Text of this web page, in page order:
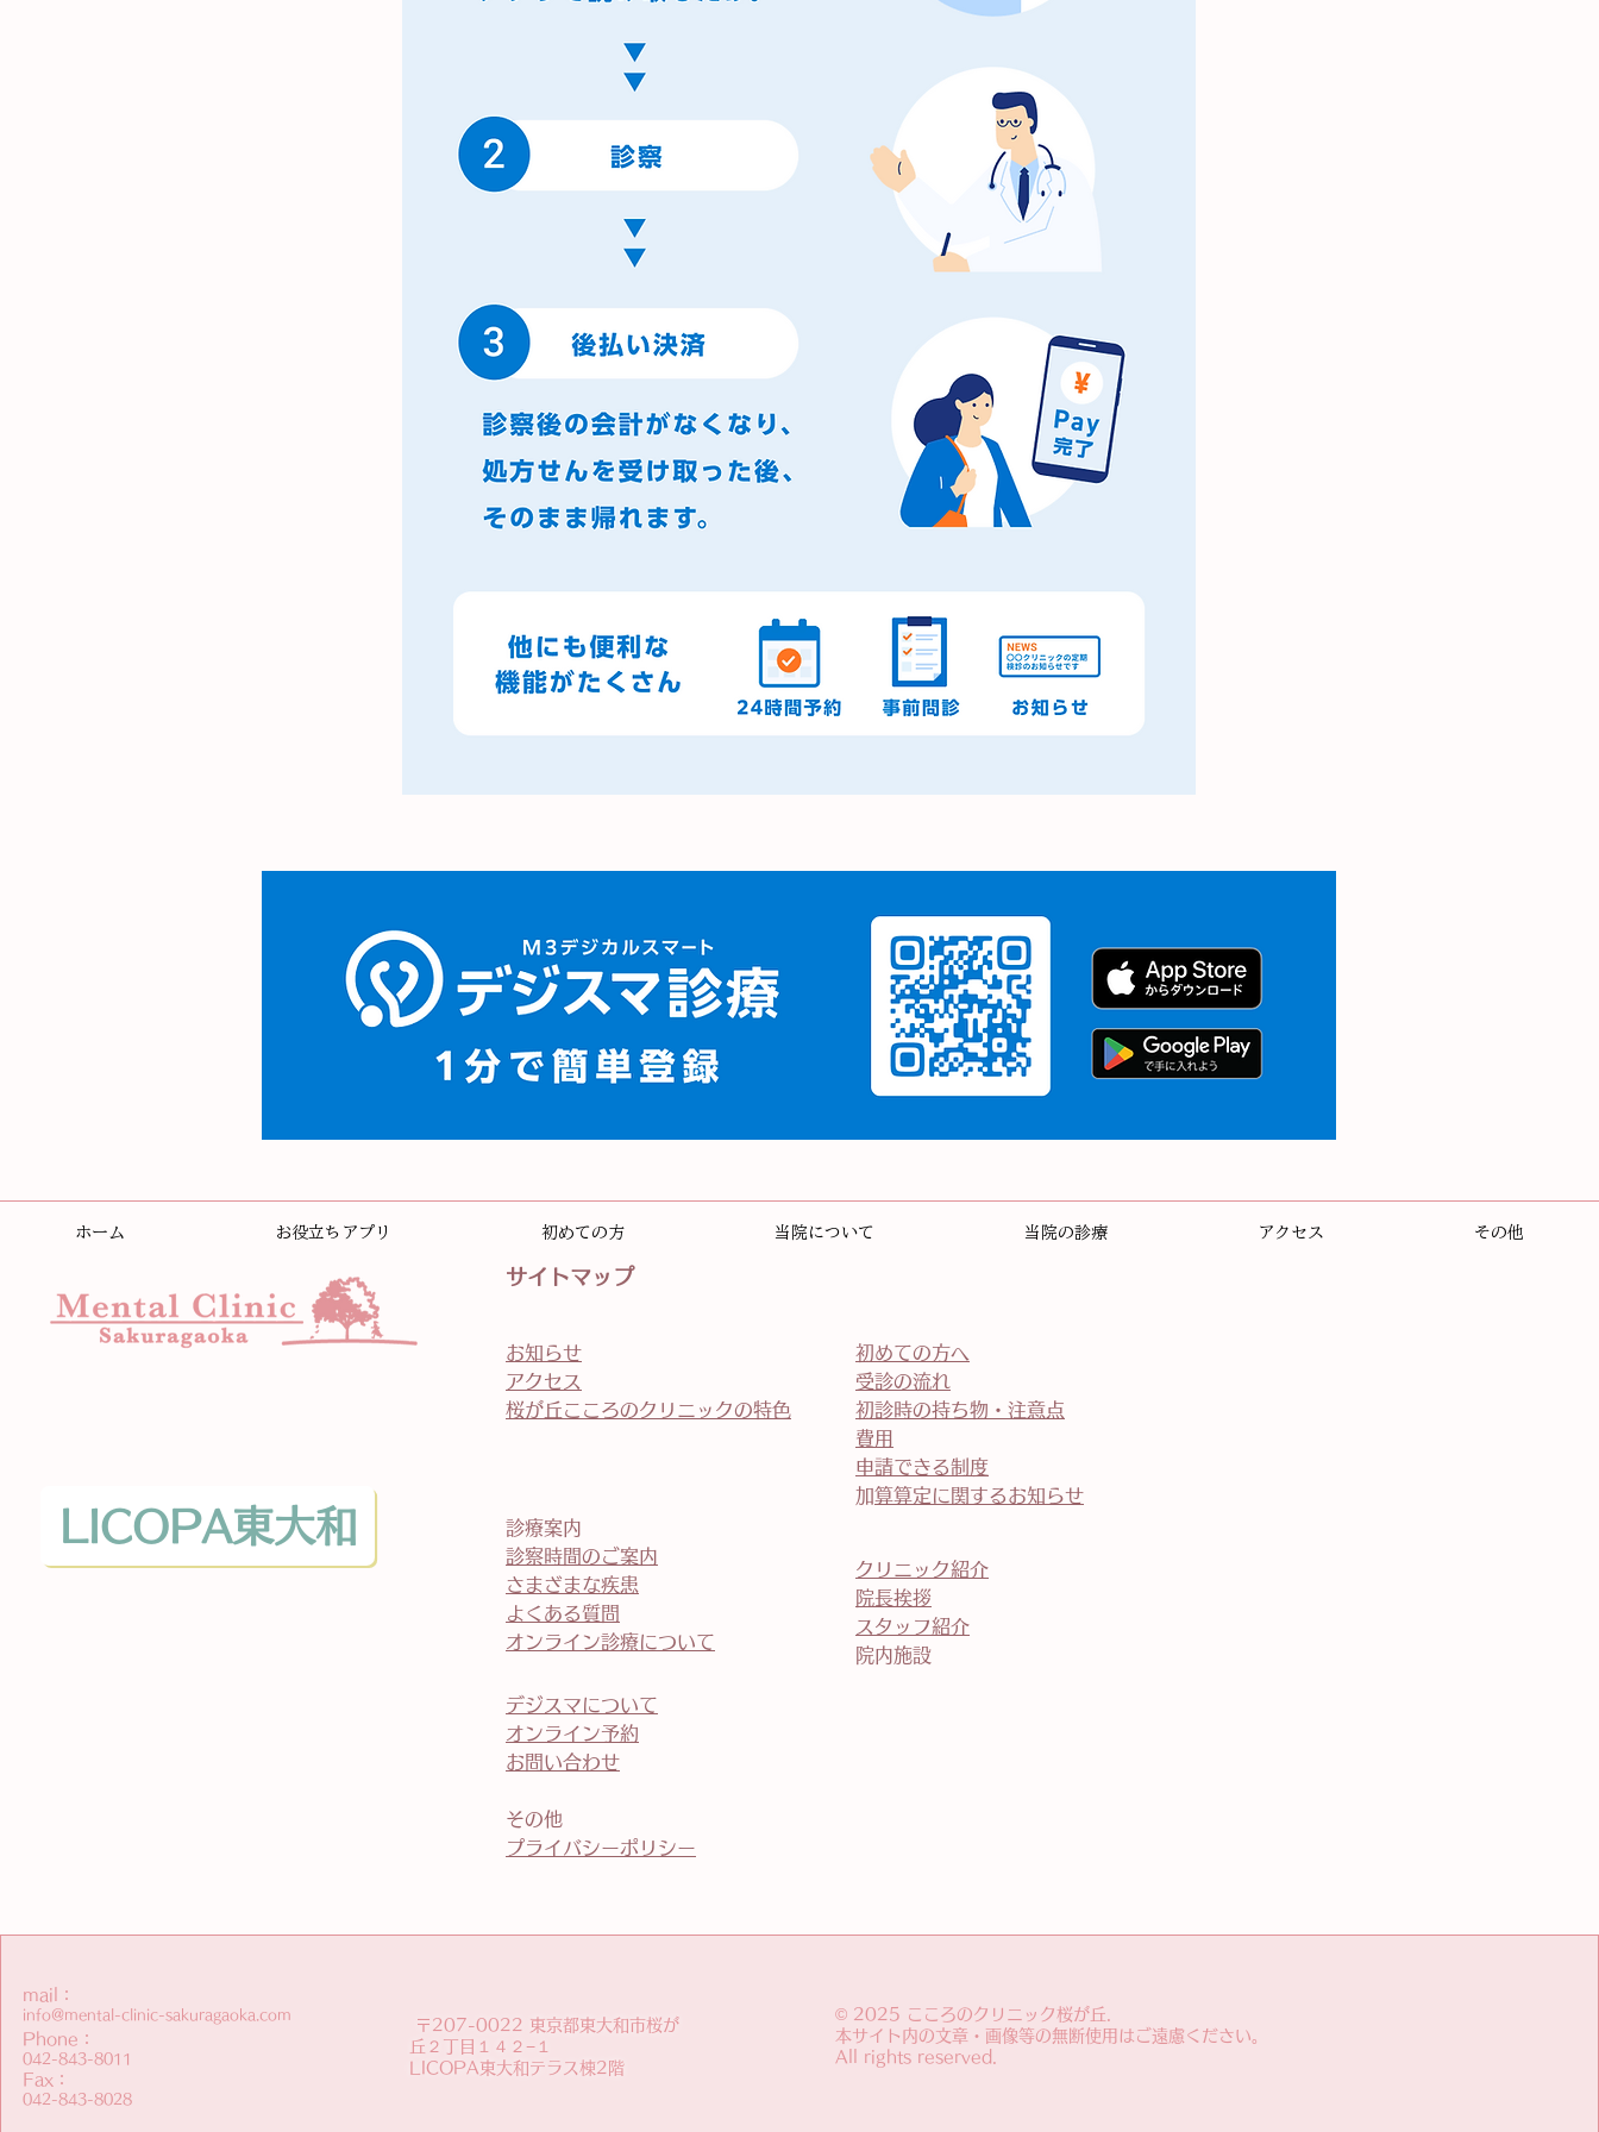
LICOPA東大和
サイトマップ
お知らせ
アクセス
桜が丘こころのクリニックの特色
初めての方へ
受診の流れ
初診時の持ち物・注意点
費用
申請できる制度
​加算算定に関するお知らせ
診療案内
診察時間のご案内
さまざまな疾患
よくある質問
​オンライン診療について
クリニック紹介
院長挨拶
スタッフ紹介
院内施設
​デジスマについて
オンライン予約
お問い合わせ
その他
プライバシーポリシー
mail：
info@mental-clinic-sakuragaoka.com
Phone：
​042-843-8011
Fax：
042-843-8028
〒207-0022 東京都東大和市桜が
丘２丁目１４２−１
​LICOPA東大和テラス棟2階
© 2025 こころのクリニック桜が丘.
本サイト内の文章・画像等の無断使用はご遠慮ください。
All rights reserved.
ホーム お役立ちアプリ 初めての方 当院について 当院の診療 アクセス その他